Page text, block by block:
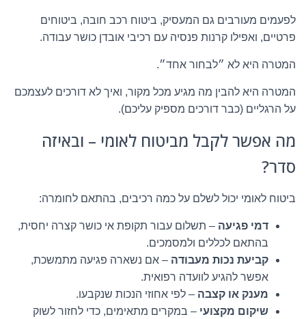
לפעמים מעורבים גם המעסיק, ביטוח רכב חובה, ביטוחים
פרטיים, ואפילו קרנות פנסיה עם רכיבי אובדן כושר עבודה.
המטרה היא לא ״לבחור אחד״.
המטרה היא להבין מה מגיע מכל מקור, ואיך לא דורכים לעצמכם
על הרגליים (כבר דורכים מספיק עליכם).
מה אפשר לקבל מביטוח לאומי – ובאיזה
סדר?
ביטוח לאומי יכול לשלם על כמה רכיבים, בהתאם לחומרה:
דמי פגיעה – תשלום עבור תקופת אי כושר קצרה יחסית,
בהתאם לכללים ולמסמכים.
קביעת נכות מעבודה – אם נשארה פגיעה מתמשכת,
אפשר להגיע לוועדה רפואית.
מענק או קצבה – לפי אחוזי הנכות שנקבעו.
שיקום מקצועי – במקרים מתאימים, כדי לחזור לשוק